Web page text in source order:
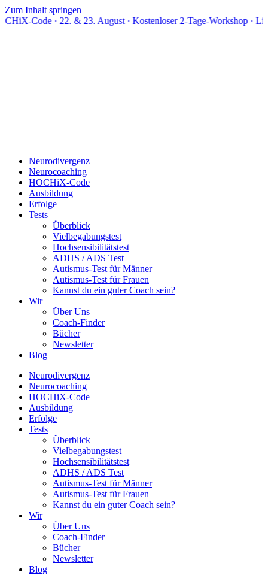
Zum Inhalt springen
· 22. & 23. August · Kostenloser 2-Tage-Workshop · Live online
Neurodivergenz
Neurocoaching
HOCHiX-Code
Ausbildung
Erfolge
Tests
Überblick
Vielbegabungstest
Hochsensibilitätstest
ADHS / ADS Test
Autismus-Test für Männer
Autismus-Test für Frauen
Kannst du ein guter Coach sein?
Wir
Über Uns
Coach-Finder
Bücher
Newsletter
Blog
Neurodivergenz
Neurocoaching
HOCHiX-Code
Ausbildung
Erfolge
Tests
Überblick
Vielbegabungstest
Hochsensibilitätstest
ADHS / ADS Test
Autismus-Test für Männer
Autismus-Test für Frauen
Kannst du ein guter Coach sein?
Wir
Über Uns
Coach-Finder
Bücher
Newsletter
Blog